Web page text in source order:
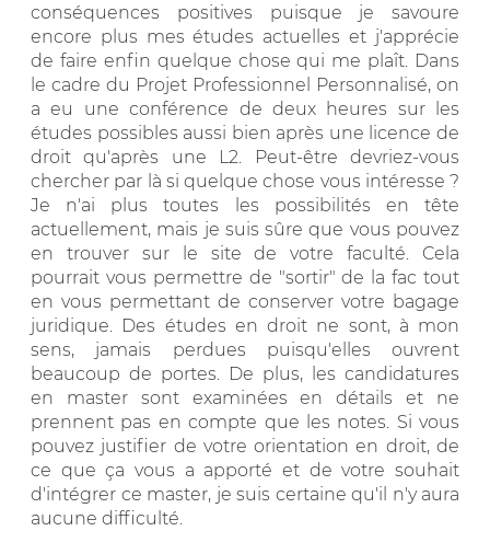
conséquences positives puisque je savoure
encore plus mes études actuelles et j'apprécie
de faire enfin quelque chose qui me plaît. Dans
le cadre du Projet Professionnel Personnalisé, on
a eu une conférence de deux heures sur les
études possibles aussi bien après une licence de
droit qu'après une L2. Peut-être devriez-vous
chercher par là si quelque chose vous intéresse ?
Je n'ai plus toutes les possibilités en tête
actuellement, mais je suis sûre que vous pouvez
en trouver sur le site de votre faculté. Cela
pourrait vous permettre de "sortir" de la fac tout
en vous permettant de conserver votre bagage
juridique. Des études en droit ne sont, à mon
sens, jamais perdues puisqu'elles ouvrent
beaucoup de portes. De plus, les candidatures
en master sont examinées en détails et ne
prennent pas en compte que les notes. Si vous
pouvez justifier de votre orientation en droit, de
ce que ça vous a apporté et de votre souhait
d'intégrer ce master, je suis certaine qu'il n'y aura
aucune difficulté.